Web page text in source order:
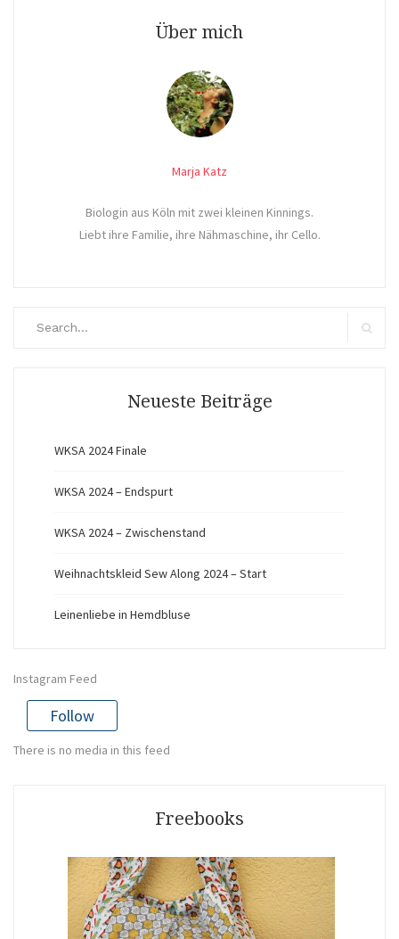
Über mich
Marja Katz
Biologin aus Köln mit zwei kleinen Kinnings.
Liebt ihre Familie, ihre Nähmaschine, ihr Cello.
Neueste Beiträge
WKSA 2024 Finale
WKSA 2024 – Endspurt
WKSA 2024 – Zwischenstand
Weihnachtskleid Sew Along 2024 – Start
Leinenliebe in Hemdbluse
Instagram Feed
Follow
There is no media in this feed
Freebooks